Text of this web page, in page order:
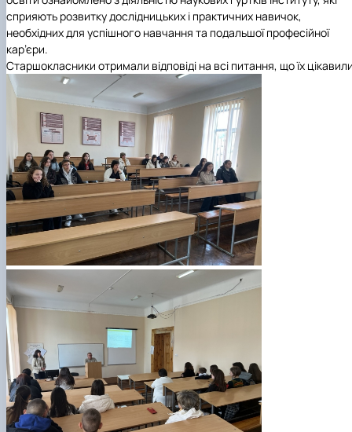
сприяють розвитку дослідницьких і практичних навичок,
необхідних для успішного навчання та подальшої професійної
кар’єри.
Старшокласники отримали відповіді на всі питання, що їх